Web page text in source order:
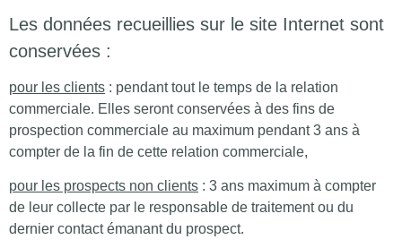
Les données recueillies sur le site Internet sont
conservées :
pour les clients : pendant tout le temps de la relation
commerciale. Elles seront conservées à des fins de
prospection commerciale au maximum pendant 3 ans à
compter de la fin de cette relation commerciale,
pour les prospects non clients : 3 ans maximum à compter
de leur collecte par le responsable de traitement ou du
dernier contact émanant du prospect.